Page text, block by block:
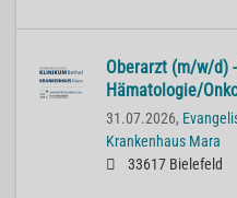
Oberarzt (m/w/d)
Hämatologie/
31.07.2026,
Krankenhaus Mara
33617 Bielefeld